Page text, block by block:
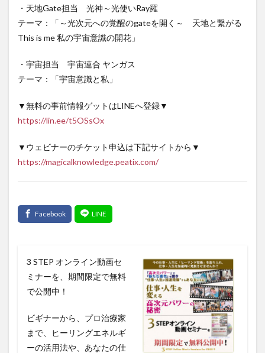
・天地Gate担当 光神～光使いRay羅
テーマ：「～光次元への覚醒のgateを開く～ 天地と繋がる
This is me 私の宇宙意識の開花」
・宇宙担当 宇宙連合 ヤンガス
テーマ：「宇宙意識と私」
▼無料の事前情報ゲットはLINEへ登録▼
https://lin.ee/t5OSsOx
▼ウェビナーのチケット申込は下記サイトから▼
https://magicalknowledge.peatix.com/
3 STEP オンライン動画セ
ミナーを、期間限定で無料
で公開中！
ビギナーから、プロ治療家
まで、ヒーリングエネルギ
ーの活用法や、あなたの仕